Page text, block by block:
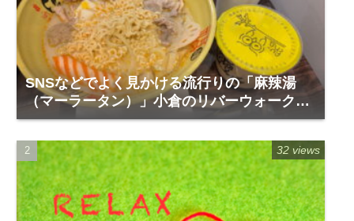
SNSなどでよく見かける流行りの「麻辣湯
（マーラータン）」小倉のリバーウォーク1
階「福恩麻辣湯」
32 views